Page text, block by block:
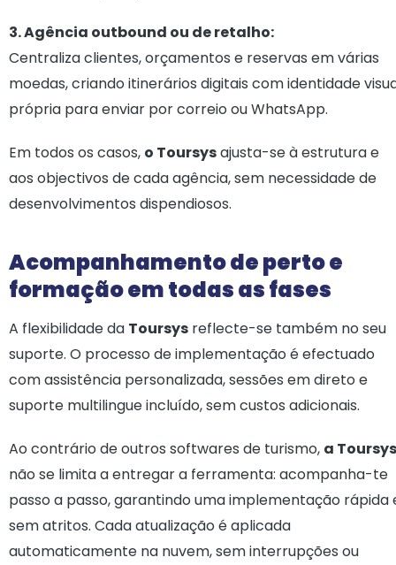
3. Agência outbound ou de retalho:
Centraliza clientes, orçamentos e reservas em várias
moedas, criando itinerários digitais com identidade
própria para enviar por correio ou WhatsApp.
Em todos os casos, o Toursysajusta-se à estrutura e
aos objectivos de cada agência, sem necessidade de
desenvolvimentos dispendiosos.
Acompanhamento de perto e
formação em todas as fases
A flexibilidade da Toursys reflecte-se também no seu
suporte. O processo de implementação é efectuado
com assistência personalizada, sessões em direto e
suporte multilingue incluído, sem custos adicionais.
Ao contrário de outros softwares de turismo, a Toursys
não se limita a entregar a ferramenta: acompanha-te
passo a passo, garantindo uma implementação rápida
sem atritos. Cada atualização é aplicada
automaticamente na nuvem, sem interrupções ou